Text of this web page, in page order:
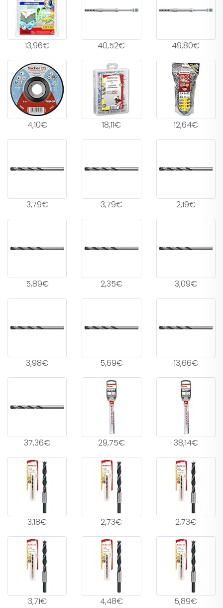
13,96€ 40,52€ 49,80€
4,10€ 18,11€ 12,64€
3,79€ 3,79€ 2,19€
5,89€ 2,35€ 3,09€
3,98€ 5,69€ 13,66€
37,36€ 29,75€ 38,14€
3,18€ 2,73€ 2,73€
3,71€ 4,48€ 5,89€